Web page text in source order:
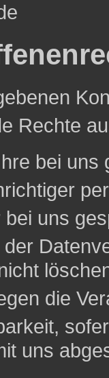
Rechte
bei uns
uns
die
uns